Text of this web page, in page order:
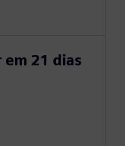
21 dias